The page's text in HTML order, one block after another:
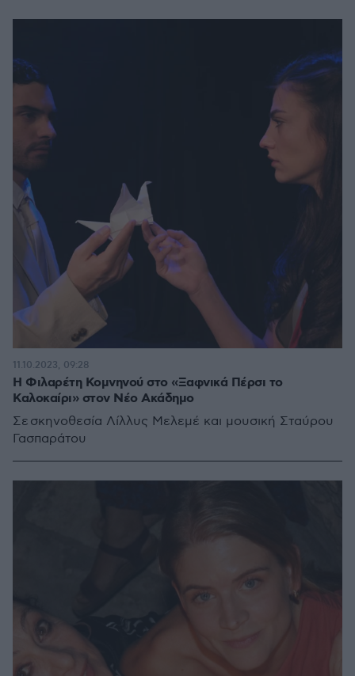
Η Φιλαρέτη Κομνηνού στο «Ξαφνικά Πέρσι το
Καλοκαίρι» στον Νέο Ακάδημο
Σε σκηνοθεσία Λίλλυς Μελεμέ και μουσική Σταύρου
Γασπαράτου
11.10.2023, 09:28